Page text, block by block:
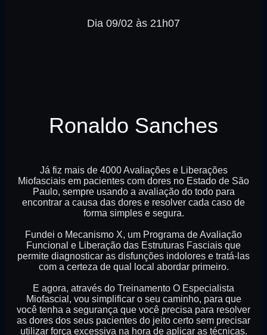
Dia 09/02 às 21h07
Ronaldo Sanches
Já fiz mais de 4000 Avaliações e Liberações
Miofasciais em pacientes com dores no Estado de São
Paulo, sempre usando a avaliação do todo para
encontrar a causa das dores e resolver cada caso de
forma simples e segura.
Fundei o Mecanismo X, um Programa de Avaliação
Funcional e Liberação das Estruturas Fasciais que
permite diagnosticar as disfunções indolores e tratá-las
com a certeza de qual local abordar primeiro.
E agora, através do Treinamento O Especialista
Miofascial, vou simplificar o seu caminho, para que
você tenha a segurança que você precisa para resolver
as dores dos seus pacientes do jeito certo sem precisar
utilizar força excessiva na hora de aplicar as técnicas.